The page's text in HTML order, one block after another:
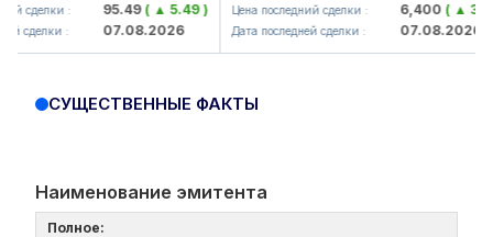
сделки : 95.49( ▲ 5.49 )
сделки : 07.08.2026
Цена последний сделки : 6,400( ▲
Дата последней сделки : 07.08.2026
СУЩЕСТВЕННЫЕ ФАКТЫ
Наименование эмитента
Полное: